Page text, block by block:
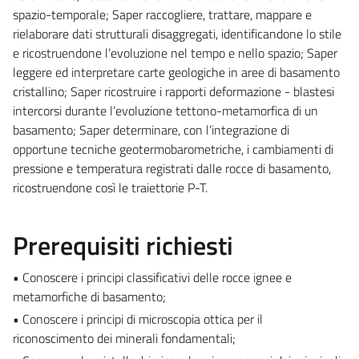
spazio-temporale; Saper raccogliere, trattare, mappare e
rielaborare dati strutturali disaggregati, identificandone lo stile
e ricostruendone l’evoluzione nel tempo e nello spazio; Saper
leggere ed interpretare carte geologiche in aree di basamento
cristallino; Saper ricostruire i rapporti deformazione - blastesi
intercorsi durante l’evoluzione tettono-metamorfica di un
basamento; Saper determinare, con l’integrazione di
opportune tecniche geotermobarometriche, i cambiamenti di
pressione e temperatura registrati dalle rocce di basamento,
ricostruendone così le traiettorie P-T.
Prerequisiti richiesti
• Conoscere i principi classificativi delle rocce ignee e
metamorfiche di basamento;
• Conoscere i principi di microscopia ottica per il
riconoscimento dei minerali fondamentali;